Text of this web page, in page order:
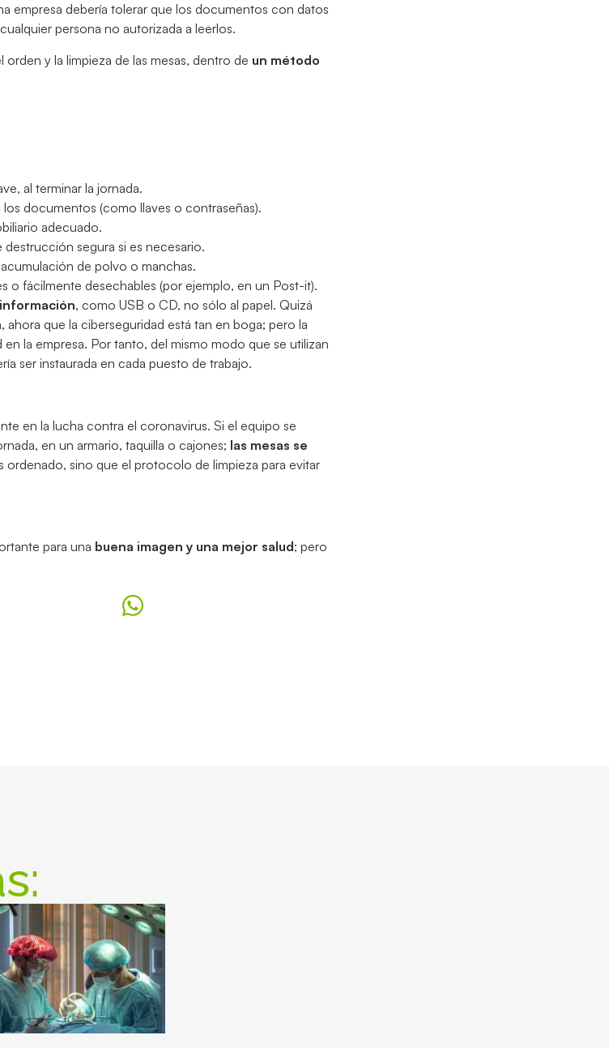
empresa debería tolerar que los documentos con datos
persona no autorizada a leerlos.
y la limpieza de las mesas, dentro de un método
al terminar la jornada.
documentos (como llaves o contraseñas).
adecuado.
segura si es necesario.
de polvo o manchas.
o fácilmente desechables (por ejemplo, en un Post-it).
, como USB o CD, no sólo al papel. Quizá
que la ciberseguridad está tan en boga; pero la
la empresa. Por tanto, del mismo modo que se utilizan
ser instaurada en cada puesto de trabajo.
en la lucha contra el coronavirus. Si el equipo se
en un armario, taquilla o cajones; las mesas se
ordenado, sino que el protocolo de limpieza para evitar
para una buena imagen y una mejor salud; pero